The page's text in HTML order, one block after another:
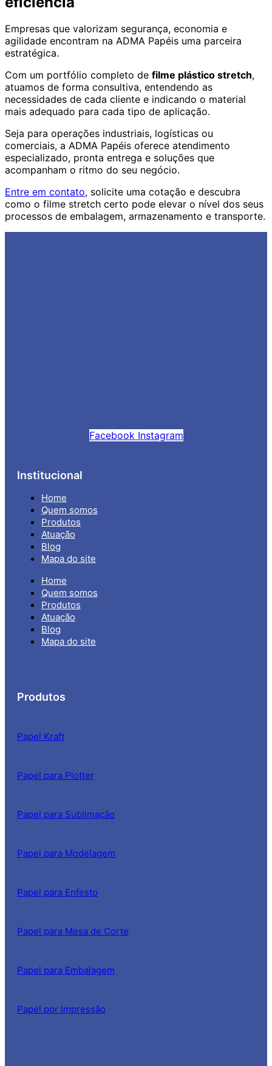
Empresas que valorizam segurança, economia e
agilidade encontram na ADMA Papéis uma parceira
estratégica.
Com um portfólio completo de filme plástico stretch,
atuamos de forma consultiva, entendendo as
necessidades de cada cliente e indicando o material
mais adequado para cada tipo de aplicação.
Seja para operações industriais, logísticas ou
comerciais, a ADMA Papéis oferece atendimento
especializado, pronta entrega e soluções que
acompanham o ritmo do seu negócio.
Entre em contato, solicite uma cotação e descubra
como o filme stretch certo pode elevar o nível dos seus
processos de embalagem, armazenamento e transporte.
Facebook Instagram
Institucional
Home
Quem somos
Produtos
Atuação
Blog
Mapa do site
Home
Quem somos
Produtos
Atuação
Blog
Mapa do site
Produtos
Papel Kraft
Papel para Plotter
Papel para Sublimação
Papel para Modelagem
Papel para Enfesto
Papel para Mesa de Corte
Papel para Embalagem
Papel por Impressão